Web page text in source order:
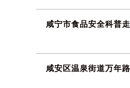
咸宁市食品安全科普
咸安区温泉街道万年